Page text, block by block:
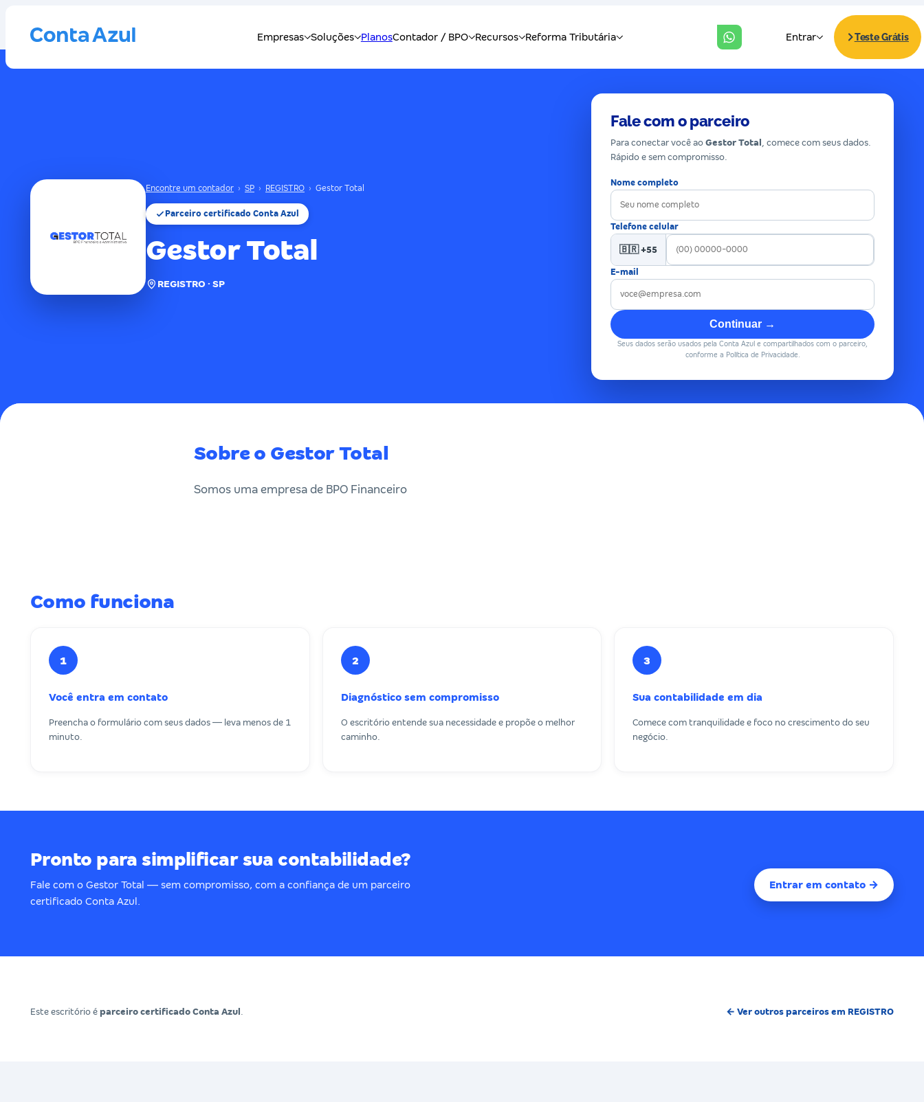
Encontre um contador › SP › REGISTRO › Gestor Total
Parceiro certificado Conta Azul
Gestor Total
REGISTRO · SP
Fale com o parceiro
Para conectar você ao Gestor Total , comece com seus dados.
Rápido e sem compromisso.
Nome completo
Telefone celular
🇧🇷 +55
E-mail
Continuar →
Seus dados serão usados pela Conta Azul e compartilhados com o parceiro,
conforme a Política de Privacidade.
Sobre o Gestor Total
Somos uma empresa de BPO Financeiro
Como funciona
1
Você entra em contato
Preencha o formulário com seus dados — leva menos de 1
minuto.
2
Diagnóstico sem compromisso
O escritório entende sua necessidade e propõe o melhor
caminho.
3
Sua contabilidade em dia
Comece com tranquilidade e foco no crescimento do seu
negócio.
Pronto para simplificar sua contabilidade?
Fale com o Gestor Total — sem compromisso, com a confiança de um parceiro
certificado Conta Azul.
Entrar em contato →
Este escritório é parceiro certificado Conta Azul . ← Ver outros parceiros em REGISTRO